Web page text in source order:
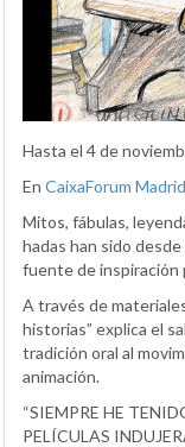
Hasta el 4 de
En CaixaForum Madrid
Mitos, fábulas,
hadas han sido
fuente de inspiración
A través de
historias” explica el
tradición oral al
animación.
“SIEMPRE HE
PELÍCULAS